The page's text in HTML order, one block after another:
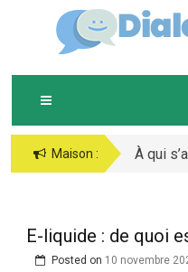
D
Maison :
À qui
E-liquide : de quoi
Posted on 10 novembre